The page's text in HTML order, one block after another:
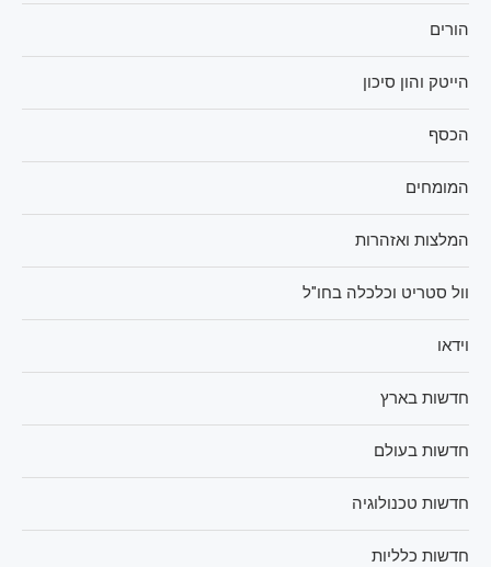
הורים
הייטק והון סיכון
הכסף
המומחים
המלצות ואזהרות
וול סטריט וכלכלה בחו"ל
וידאו
חדשות בארץ
חדשות בעולם
חדשות טכנולוגיה
חדשות כלליות